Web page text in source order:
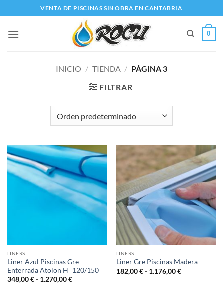
al
contenido
VENTA DE PISCINAS SIN OBRA EN CANTABRIA
0
INICIO / TIENDA / PÁGINA 3
FILTRAR
LINERS
Liner Azul Piscinas Gre
Enterrada Atolon H=120/150
348,00€ - 1.270,00€Rango
LINERS
Liner Gre Piscinas Madera
182,00€ - 1.176,00€Rango